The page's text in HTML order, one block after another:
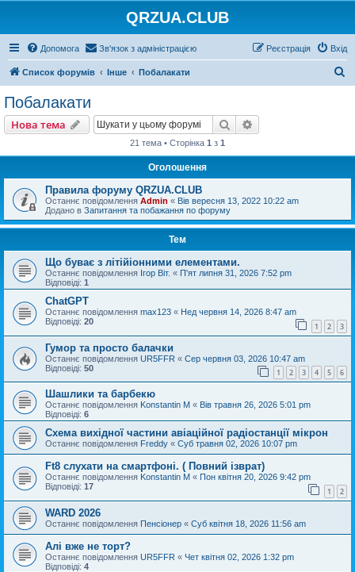
QRZUA.CLUB
Допомога Зв'язок з адміністрацією Вхід
Реєстрація
Список форумів Інше Побалакати
Побалакати
Нова тема Пошук
21 тема • Сторінка 1 з 1
Оголошення
Правила форуму QRZUA.CLUB
Останнє повідомлення Admin « Вів вересня 13, 2022 10:22 am
Додано в Запитання та побажання по форуму
Тем
Що буває з літійіонними елементами.
Останнє повідомлення Ігор Віт. « П'ят липня 31, 2026 7:52 pm
Відповіді: 1
ChatGPT
Останнє повідомлення max123 « Нед червня 14, 2026 8:47 am
Відповіді: 20 1 2 3
Гумор та просто балачки
Останнє повідомлення UR5FFR « Сер червня 03, 2026 10:47 am
Відповіді: 50 1 2 3 4 5 6
Шашлики та барбекю
Останнє повідомлення Konstantin M « Вів травня 26, 2026 5:01 pm
Відповіді: 6
Схема вихідної частини авіаційної радіостанції мікрон
Останнє повідомлення Freddy « Суб травня 02, 2026 10:07 pm
Ft8 слухати на смартфоні. ( Повний ізврат)
Останнє повідомлення Konstantin M « Пон квітня 20, 2026 9:42 pm
Відповіді: 17 1 2
WARD 2026
Останнє повідомлення Пенсіонер « Суб квітня 18, 2026 11:56 am
Алі вже не торт?
Останнє повідомлення UR5FFR « Чет квітня 02, 2026 1:32 pm
Відповіді: 4